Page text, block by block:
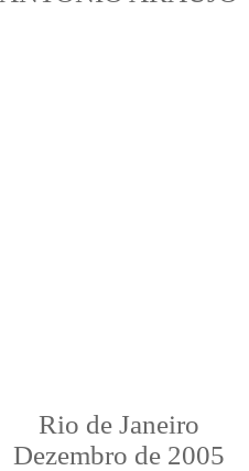
Rio de Janeiro
Dezembro de 2005